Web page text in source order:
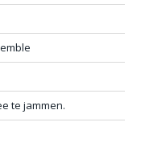
te jammen.